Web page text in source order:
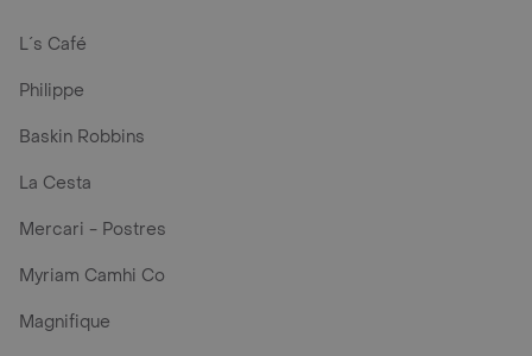
L´s Café
Philippe
Baskin Robbins
La Cesta
Mercari - Postres
Myriam Camhi Co
Magnifique